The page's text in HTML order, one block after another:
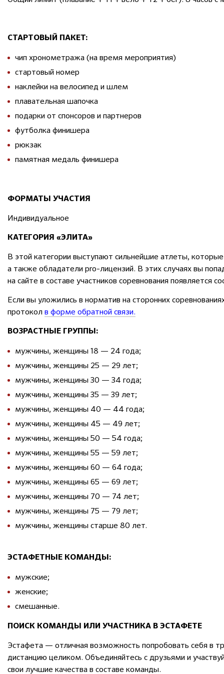
СТАРТОВЫЙ ПАКЕТ:
чип хронометража (на время мероприятия)
стартовый номер
наклейки на велосипед и шлем
плавательная шапочка
подарки от спонсоров и партнеров
футболка финишера
рюкзак
памятная медаль финишера
ФОРМАТЫ УЧАСТИЯ
Индивидуальное
КАТЕГОРИЯ «ЭЛИТА»
В этой категории выступают сильнейшие атлеты,
а также обладатели pro-лицензий. В этих случаях вы
на сайте в составе участников соревнования появляется
Если вы уложились в норматив на сторонних
протоколв форме обратной связи.
ВОЗРАСТНЫЕ ГРУППЫ:
мужчины, женщины 18 — 24 года;
мужчины, женщины 25 — 29 лет;
мужчины, женщины 30 — 34 года;
мужчины, женщины 35 — 39 лет;
мужчины, женщины 40 — 44 года;
мужчины, женщины 45 — 49 лет;
мужчины, женщины 50 — 54 года;
мужчины, женщины 55 — 59 лет;
мужчины, женщины 60 — 64 года;
мужчины, женщины 65 — 69 лет;
мужчины, женщины 70 — 74 лет;
мужчины, женщины 75 — 79 лет;
мужчины, женщины старше 80 лет.
ЭСТАФЕТНЫЕ КОМАНДЫ:
мужские;
женские;
смешанные.
ПОИСК КОМАНДЫ ИЛИ УЧАСТНИКА В ЭСТАФЕТЕ
Эстафета — отличная возможность попробовать себя в
дистанцию целиком. Объединяйтесь с друзьями и
свои лучшие качества в составе команды.